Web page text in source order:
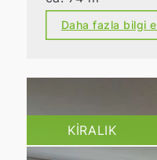
Daha fazla bilgi
KIRALIK